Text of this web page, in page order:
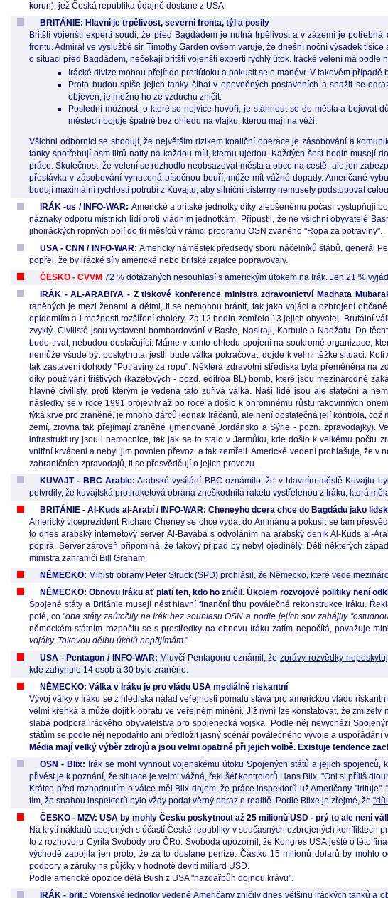
korun), jež Česká republika údajně dostane z USA.
BRITÁNIE: Hlavní je trpělivost, severní fronta, týl a posily
Britští vojenští experti soudí, že před Bagdádem je nutná trpělivost a v zázemí je
frontu. Admirál ve výslužbě sir Timothy Garden ovšem varuje, že dnešní noční výsadek
o situaci před Bagdádem, nečekají britští vojenští experti rychlý útok. Irácké velení má podle
Irácké divize mohou přejít do protiútoku a pokusit se o manévr. V takovém
Proto budou spíše jejich tanky číhat v opevněných postaveních a snažit se
objeven, je možno ho ze vzduchu zničit.
Poslední možnost, o které se nejvíce hovoří, je stáhnout se do města a bojovat
městech bojuje špatně bez ohledu na vlajku, kterou mají na věži.
Všichni odborníci se shodují, že největším rizikem koaliční operace je zásobování a
tanky spotřebují osm litrů nafty na každou míli, kterou ujedou. Každých šest hodin musejí
práce. Skutečnost, že velení se rozhodlo neobsazovat města a obce na cestě, ale jen
přestávka v zásobování vynucená písečnou bouří, může mít vážné dopady. Američané
budují maximální rychlostí potrubí z Kuvajtu, aby silniční cisterny nemusely podstupovat
IRÁK -us / INFO-WAR: Americké a britské jednotky díky zlepšenému počasí vystupňují
náznaky odporu místních lidí proti vládním jednotkám. Připustil, žene všichni obyvatelé
jihoiráckých ropných polí do tří měsíců v rámci programu OSN zvaného "Ropa za potraviny".
USA - CNN / INFO-WAR: Americký náměstek předsedy sboru náčelníků štábů, generál
popřel, že by irácké síly americké nebo britské zajatce popravovaly.
ČESKO - CVVM 72 % dotázaných nesouhlasí s americkým útokem na Irák. Jen 21 %
IRÁK - AL-ARABIYA - Z tiskové konference ministra zdravotnictví Madhata
raněných je mezi ženami a dětmi, ti se nemohou bránit, tak jako vojáci a ozbrojení
epidemiím a i možnosti rozšíření cholery. Za 12 hodin zemřelo 13 jejich obyvatel. Brutální
zvyklý. Civilisté jsou vystaveni bombardování v Basře, Nasiraji, Karbule a Nadžafu. Do
bude trvat, nebudou dostačující. Máme v tomto ohledu spojení na soukromé organizace,
nemůže všude být poskytnuta, jestli bude válka pokračovat, dojde k velmi těžké situaci.
tak zastavení dohody "Potraviny za ropu". Některá zdravotní střediska byla přeměněna na
díky používání tříštivých (kazetových - pozd. editroa BL) bomb, které jsou mezinárodně
hlavně civilisty, proti kterým je vedena tato zuřivá válka. Naši lidé jsou ale stateční a
následky se v roce 1991 projevily až po roce a došlo k ohromnému růstu rakovinných
týká krve pro zraněné, je mnoho dárců jednak Iráčanů, ale není dostatečná její kontrola,
zemí, zrovna tak přejímají zraněné (jmenované Jordánsko a Sýrie - pozn. zpravodajky).
infrastruktury jsou i nemocnice, tak jak se to stalo v Jarmůku, kde došlo k velkému počtu
vnitřní krváceni a nebyl jim povolen převoz, a tak zemřeli. Americké vedení prohlašuje, že
zahraničních zpravodajů, ti se přesvědčují o jejich provozu.
KUVAJT - BBC Arabic: Arabské vysílání BBC oznámilo, že v hlavním městě Kuvajtu
potvrdily, že kuvajtská protiraketová obrana zneškodnila raketu vystřelenou z Iráku, která
BRITÁNIE - Al-Kuds al-Arabí / INFO-WAR: Cheneyho dcera chce do Bagdádu jako
Americký viceprezident Richard Cheney se chce vydat do Ammánu a pokusit se tam
to dnes arabský internetový server Al-Bavába s odvoláním na arabský deník Al-Kuds al-
popírá. Server zároveň připomíná, že takový případ by nebyl ojedinělý. Děti některých
ministra zahraničí Bill Graham.
NĚMECKO: Ministr obrany Peter Struck (SPD) prohlásil, že Německo, které vede
NĚMECKO: Obnovu Iráku ať platí ten, kdo ho zničil. Úkolem rozvojové politiky není
Spojené státy a Británie musejí nést hlavní finanční tíhu poválečné rekonstrukce Iráku.
poté, co "oba státy zaútočily na Irák bez souhlasu OSN a podle jejích sov zahájily
německém státním rozpočtu se s prostředky na obnovu Iráku zatím nepočítá, považuje
vojáky. Takovou dělbu úkolů nepřijímám."
USA - Pentagon / INFO-WAR: Mluvčí Pentagonu oznámil, žezprávy rozvědky
kde zahynulo 14 osob a 30 bylo zraněno.
NĚMECKO: Válka v Iráku je pro vládu USA mediálně riskantní
Vývoj války v Iráku se z hlediska nálad veřejnosti pomalu stává pro americkou vládu
velmi křehká a může dojít k obratu ve veřejném mínění. Již nyní lze konstatovat, že
slabá podpora iráckého obyvatelstva pro spojenecká vojska. Podle něj nevychází
státům se podle něj nepodařilo ani předložit jasný scénář poválečného vývoje a uspořádání
Média mají velký výběr zdrojů a jsou velmi opatrné při jejich volbě. Existuje tendence
OSN - Blix: Irák se mohl vyhnout vojenskému útoku Spojených států a jejich
přivést je k poznání, že situace je velmi vážná, řekl šéf kontrolorů Hans Blix. "Oni si příliš
Krátce před rozhodnutím o válce měl Blix dojem, že práce inspektorů už Američany "irituje". "
tím, že snahou inspektorů bylo vždy podat věrný obraz o realitě. Podle Blixe je zřejmé, že
ČESKO - MZV: USA by mohly Česku poskytnout až 25 milionů USD - prý to ale není
Na krytí nákladů spojených s účastí České republiky v současných ozbrojených konfliktech
to z rozhovoru Cyrila Svobody pro ČRo. Svoboda upozornil, že Kongres USA ještě o této
východě zapojila jen proto, že za to dostane peníze. Částku 15 milionů dolarů by mohlo
podpory a záruky na půjčky v hodnotě devíti miliard USD.
Podle americké opozice dělá Bush z USA "nazdařbůh dojnou krávu".
IRÁK - brit.: Vojenské jednotky vedené Američany zničily dnes většinu iráckých tanků a